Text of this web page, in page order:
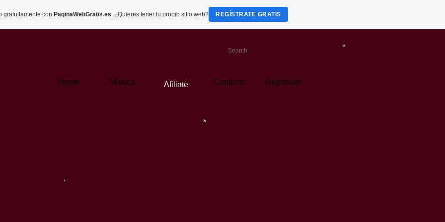
Home Música Afiliate Contacto Registrate
gratuitamente con PaginaWebGratis.es. ¿Quieres tener tu propio sitio web? REGÍSTRATE GRATIS
*